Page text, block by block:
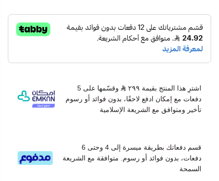
السعر:
اشترِ هذا المنتج بقيمة ٢٩٩
وقسّمها على 5
دفعات مع إمكان ادفع لاحقًا، بدون فوائد أو رسوم
تأخير ومتوافق مع الشريعة الإسلامية
قسم دفعاتك بطريقة ميسرة إلى 4 وحتى 6
دفعات، بدون فوائد أو رسوم. متوافقة مع الشريعة
السمحة